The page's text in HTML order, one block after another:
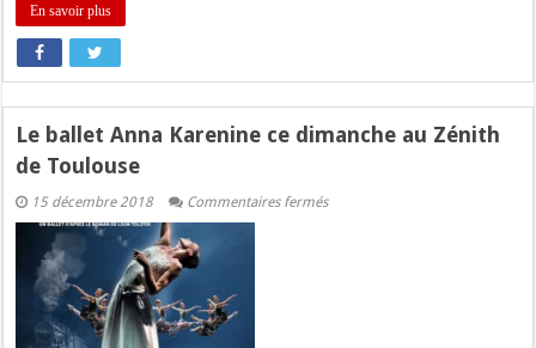
En savoir plus
Le ballet Anna Karenine ce dimanche au Zénith
de Toulouse
15 décembre 2018 Commentaires ferméssur